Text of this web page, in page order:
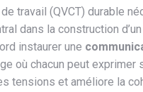
travail (QVCT) durable
dans la construction
instaurer une
où chacun peut
tensions et améliore la